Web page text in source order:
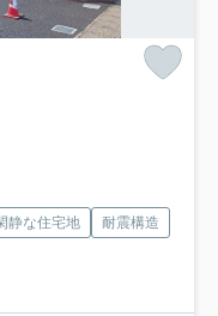
静な住宅地
耐震構造